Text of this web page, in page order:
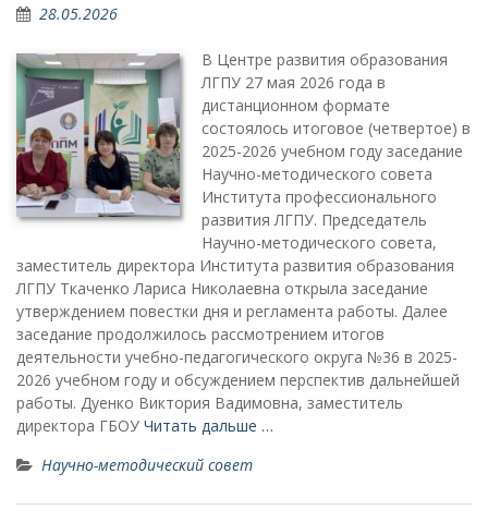
28.05.2026
В Центре развития образования
ЛГПУ 27 мая 2026 года в
дистанционном формате
состоялось итоговое (четвертое) в
2025-2026 учебном году заседание
Научно-методического совета
Института профессионального
развития ЛГПУ. Председатель
Научно-методического совета,
заместитель директора Института развития образования
ЛГПУ Ткаченко Лариса Николаевна открыла заседание
утверждением повестки дня и регламента работы. Далее
заседание продолжилось рассмотрением итогов
деятельности учебно-педагогического округа №36 в 2025-
2026 учебном году и обсуждением перспектив дальнейшей
работы. Дуенко Виктория Вадимовна, заместитель
директора ГБОУ Читать дальше …
Научно-методический совет